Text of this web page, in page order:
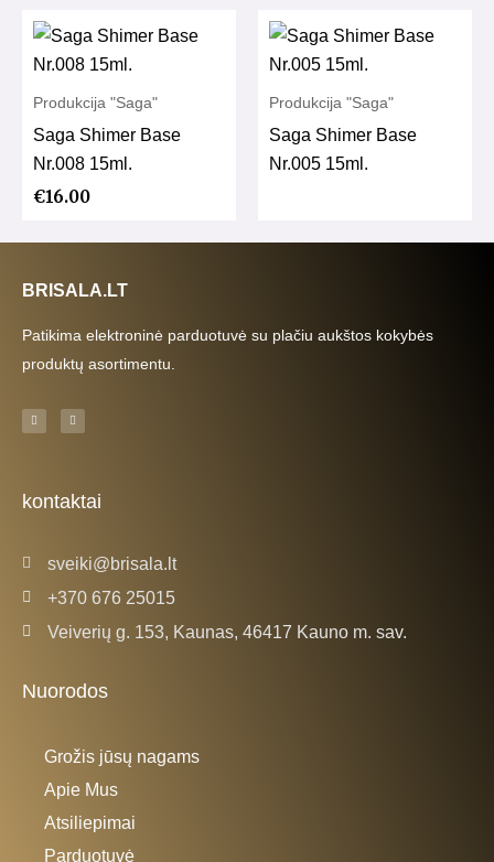
Produkcija "Saga"
Saga Shimer Base
Nr.008 15ml.
€16.00
Produkcija "Saga"
Saga Shimer Base
Nr.005 15ml.
BRISALA.LT
Patikima elektroninė parduotuvė su plačiu aukštos kokybės
produktų asortimentu.
F
a
c
-
f
I
n
s
m
kontaktai
sveiki@brisala.lt
+370 676 25015
Veiverių g. 153, Kaunas, 46417 Kauno m. sav.
Nuorodos
Grožis jūsų nagams
Apie Mus
Atsiliepimai
Parduotuvė